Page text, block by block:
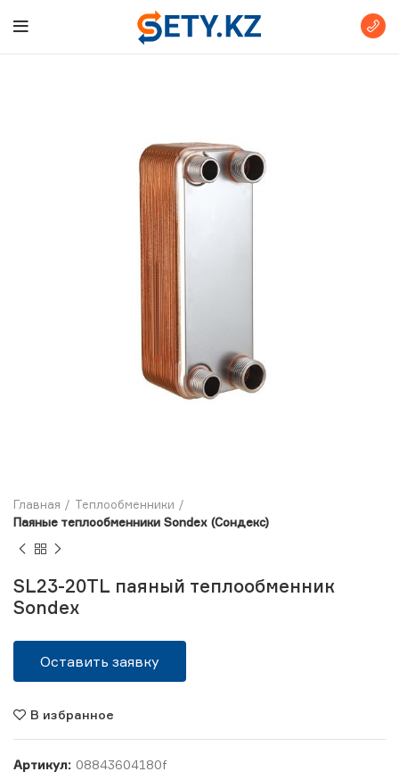
Главная
Теплообменники
Паяные теплообменники Sondex (Сондекс)
SL23-20TL паяный теплообменник
Sondex
Оставить заявку
В избранное
Артикул: 08843604180f